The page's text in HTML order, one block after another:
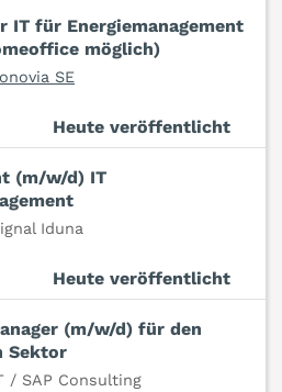
IT für Energiemanagement
möglich)
SE
Heute veröffentlicht
(m/w/d) IT
Iduna
Heute veröffentlicht
(m/w/d) für den
Sektor
/ SAP Consulting